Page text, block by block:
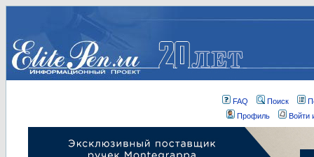
FAQ Поиск
Профиль
Войти